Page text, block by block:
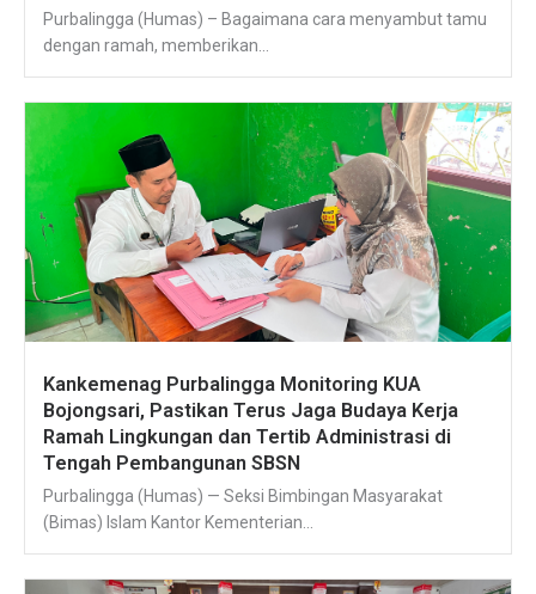
Purbalingga (Humas) – Bagaimana cara menyambut tamu
dengan ramah, memberikan...
Kankemenag Purbalingga Monitoring KUA
Bojongsari, Pastikan Terus Jaga Budaya Kerja
Ramah Lingkungan dan Tertib Administrasi di
Tengah Pembangunan SBSN
Purbalingga (Humas) — Seksi Bimbingan Masyarakat
(Bimas) Islam Kantor Kementerian...